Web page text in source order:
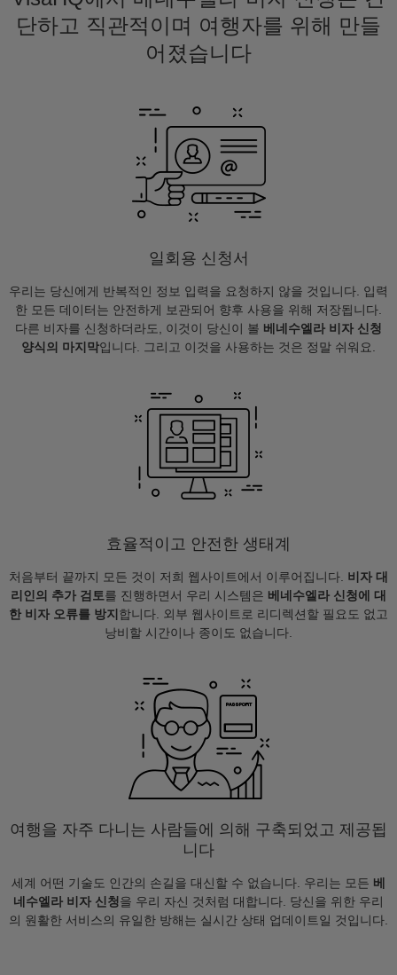
단하고 직관적이며 여행자를 위해 만들
어졌습니다
일회용 신청서
우리는 당신에게 반복적인 정보 입력을 요청하지 않을 것입니다. 입력
한 모든 데이터는 안전하게 보관되어 향후 사용을 위해 저장됩니다.
다른 비자를 신청하더라도, 이것이 당신이 볼 베네수엘라 비자 신청
양식의 마지막입니다. 그리고 이것을 사용하는 것은 정말 쉬워요.
효율적이고 안전한 생태계
처음부터 끝까지 모든 것이 저희 웹사이트에서 이루어집니다. 비자 대
리인의 추가 검토를 진행하면서 우리 시스템은 베네수엘라 신청에 대
한 비자 오류를 방지 합니다. 외부 웹사이트로 리디렉션할 필요도 없고
낭비할 시간이나 종이도 없습니다.
여행을 자주 다니는 사람들에 의해 구축되었고 제공됩
니다
세계 어떤 기술도 인간의 손길을 대신할 수 없습니다. 우리는 모든 베
네수엘라 비자 신청을 우리 자신 것처럼 대합니다. 당신을 위한 우리
의 원활한 서비스의 유일한 방해는 실시간 상태 업데이트일 것입니다.